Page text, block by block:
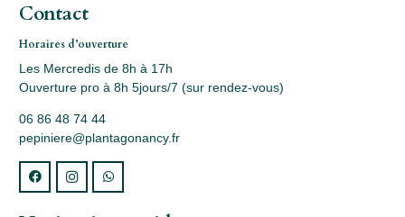
Contact
Horaires d’ouverture
Les Mercredis de 8h à 17h
Ouverture pro à 8h 5jours/7 (sur rendez-vous)
06 86 48 74 44
pepiniere@plantagonancy.fr